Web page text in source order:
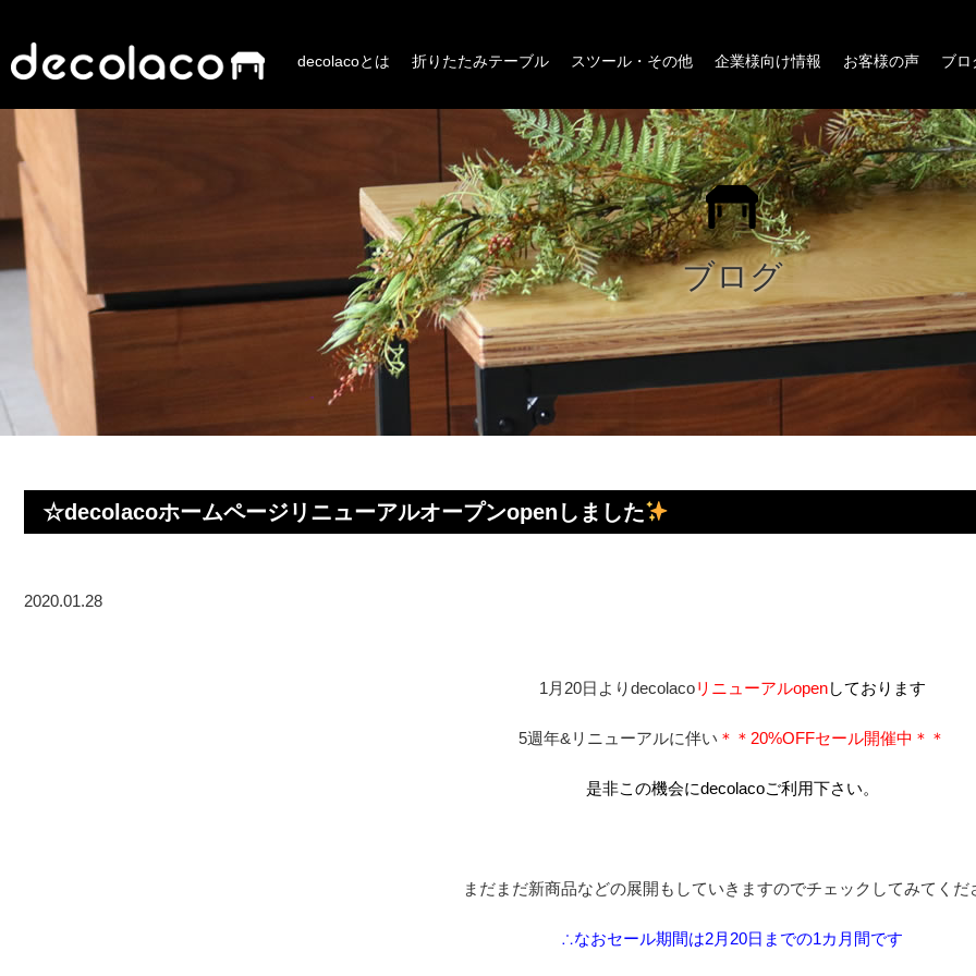
decolacoとは 折りたたみテーブル スツール・その他 企業様向け情報 お客様の声 ブロ
ブログ
☆decolacoホームページリニューアルオープンopenしました
2020.01.28
1月20日よりdecolacoリニューアルopenしております
5週年&リニューアルに伴い ＊＊ 20%OFFセール開催中＊＊
是非この機会にdecolacoご利用下さい。
まだまだ新商品などの展開もしていきますのでチェックしてみてくだ
∴なおセール期間は2月20日までの1カ月間です